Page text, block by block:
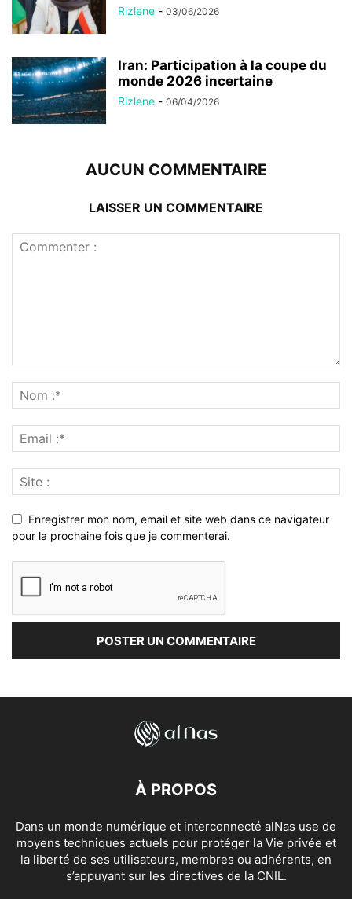
Rizlene - 03/06/2026
Iran: Participation à la coupe du
monde 2026 incertaine
Rizlene - 06/04/2026
AUCUN COMMENTAIRE
LAISSER UN COMMENTAIRE
Enregistrer mon nom, email et site web dans ce navigateur
pour la prochaine fois que je commenterai.
À PROPOS
Dans un monde numérique et interconnecté alNas use de
moyens techniques actuels pour protéger la Vie privée et
la liberté de ses utilisateurs, membres ou adhérents, en
s’appuyant sur les directives de la CNIL.